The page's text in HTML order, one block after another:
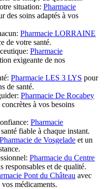
situation: Pharmacie
des soins adaptés à vos
Pharmacie LORRAINE
de votre santé.
Pharmacie
exigeante de nos
Pharmacie LES 3 LYS pour
de santé.
Pharmacie De Rocabey
à vos besoins
Pharmacie
fiable à chaque instant.
Pharmacie de Vosgelade et un
Pharmacie du Centre
responsables et de qualité.
Pont du Château avec
médicaments.